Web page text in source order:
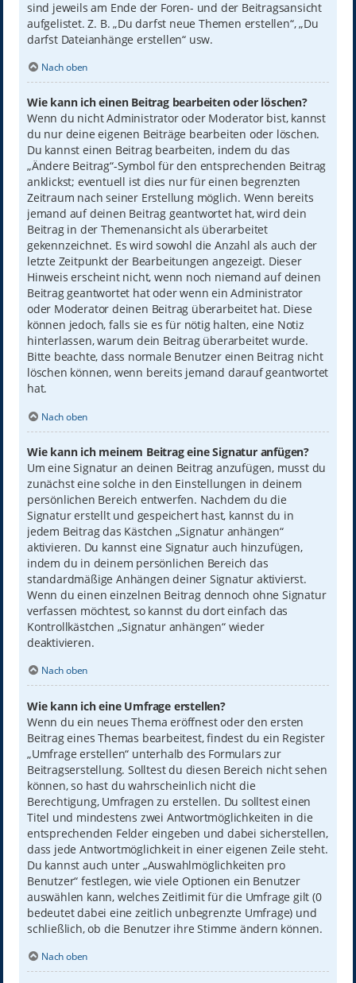
sind jeweils am Ende der Foren- und der Beitragsansicht
aufgelistet. Z. B. „Du darfst neue Themen erstellen“, „Du
darfst Dateianhänge erstellen“ usw.
Nach oben
Wie kann ich einen Beitrag bearbeiten oder löschen?
Wenn du nicht Administrator oder Moderator bist, kannst
du nur deine eigenen Beiträge bearbeiten oder löschen.
Du kannst einen Beitrag bearbeiten, indem du das
„Ändere Beitrag“-Symbol für den entsprechenden Beitrag
anklickst; eventuell ist dies nur für einen begrenzten
Zeitraum nach seiner Erstellung möglich. Wenn bereits
jemand auf deinen Beitrag geantwortet hat, wird dein
Beitrag in der Themenansicht als überarbeitet
gekennzeichnet. Es wird sowohl die Anzahl als auch der
letzte Zeitpunkt der Bearbeitungen angezeigt. Dieser
Hinweis erscheint nicht, wenn noch niemand auf deinen
Beitrag geantwortet hat oder wenn ein Administrator
oder Moderator deinen Beitrag überarbeitet hat. Diese
können jedoch, falls sie es für nötig halten, eine Notiz
hinterlassen, warum dein Beitrag überarbeitet wurde.
Bitte beachte, dass normale Benutzer einen Beitrag nicht
löschen können, wenn bereits jemand darauf geantwortet
hat.
Nach oben
Wie kann ich meinem Beitrag eine Signatur anfügen?
Um eine Signatur an deinen Beitrag anzufügen, musst du
zunächst eine solche in den Einstellungen in deinem
persönlichen Bereich entwerfen. Nachdem du die
Signatur erstellt und gespeichert hast, kannst du in
jedem Beitrag das Kästchen „Signatur anhängen“
aktivieren. Du kannst eine Signatur auch hinzufügen,
indem du in deinem persönlichen Bereich das
standardmäßige Anhängen deiner Signatur aktivierst.
Wenn du einen einzelnen Beitrag dennoch ohne Signatur
verfassen möchtest, so kannst du dort einfach das
Kontrollkästchen „Signatur anhängen“ wieder
deaktivieren.
Nach oben
Wie kann ich eine Umfrage erstellen?
Wenn du ein neues Thema eröffnest oder den ersten
Beitrag eines Themas bearbeitest, findest du ein Register
„Umfrage erstellen“ unterhalb des Formulars zur
Beitragserstellung. Solltest du diesen Bereich nicht sehen
können, so hast du wahrscheinlich nicht die
Berechtigung, Umfragen zu erstellen. Du solltest einen
Titel und mindestens zwei Antwortmöglichkeiten in die
entsprechenden Felder eingeben und dabei sicherstellen,
dass jede Antwortmöglichkeit in einer eigenen Zeile steht.
Du kannst auch unter „Auswahlmöglichkeiten pro
Benutzer“ festlegen, wie viele Optionen ein Benutzer
auswählen kann, welches Zeitlimit für die Umfrage gilt (0
bedeutet dabei eine zeitlich unbegrenzte Umfrage) und
schließlich, ob die Benutzer ihre Stimme ändern können.
Nach oben